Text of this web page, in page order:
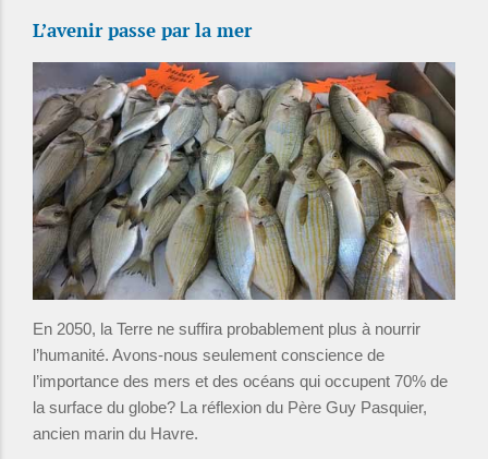
L’avenir passe par la mer
En 2050, la Terre ne suffira probablement plus à nourrir
l’humanité. Avons-nous seulement conscience de
l’importance des mers et des océans qui occupent 70% de
la surface du globe? La réflexion du Père Guy Pasquier,
ancien marin du Havre.